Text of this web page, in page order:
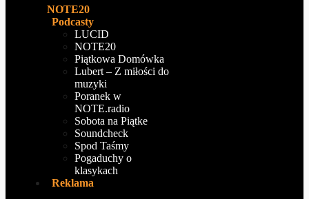
NOTE20
Podcasty
LUCID
NOTE20
Piątkowa Domówka
Lubert – Z miłości do
muzyki
Poranek w
NOTE.radio
Sobota na Piątke
Soundcheck
Spod Taśmy
Pogaduchy o
klasykach
Reklama